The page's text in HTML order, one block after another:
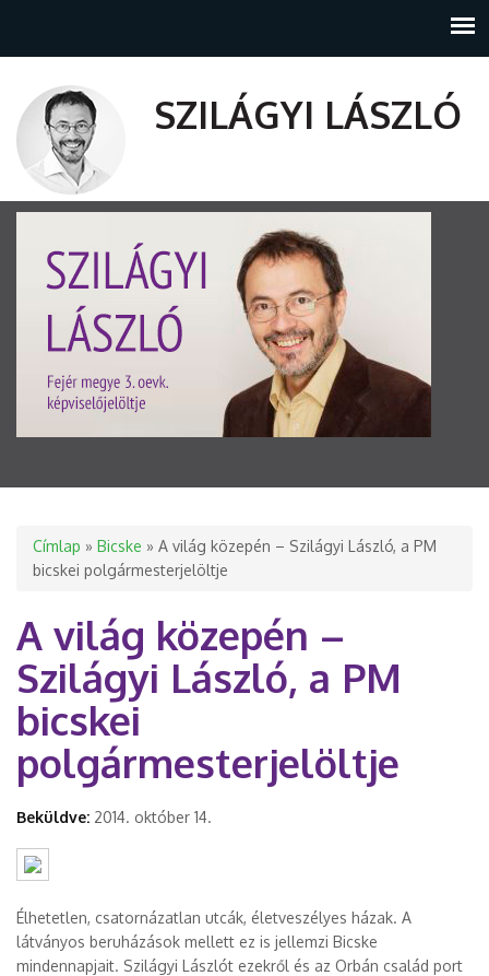
SZILÁGYI LÁSZLÓ
Jelenlegi hely
Címlap » Bicske » A világ közepén – Szilágyi László, a PM
bicskei polgármesterjelöltje
A világ közepén –
Szilágyi László, a PM
bicskei
polgármesterjelöltje
Beküldve: 2014. október 14.
Élhetetlen, csatornázatlan utcák, életveszélyes házak. A
látványos beruházások mellett ez is jellemzi Bicske
mindennapjait. Szilágyi Lászlót ezekről és az Orbán család port